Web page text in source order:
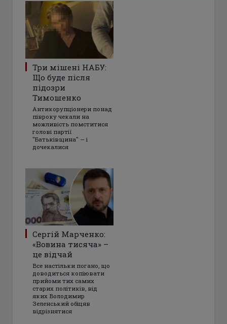
Три мішені НАБУ:
Що буде після
підозри
Тимошенко
Антикорупціонери понад
півроку чекали на
можливість помститися
голові партії
"Батьківщина" — і
дочекалися
Сергій Марченко:
«Вовина тисяча» –
це відчай
Все настільки погано, що
доводиться копіювати
прийоми тих самих
старих політиків, від
яких Володимир
Зеленський обіцяв
відрізнятися